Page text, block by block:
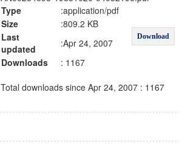
Type
:application/pdf
Download
Size
:809.2 KB
Last
updated
:Apr 24, 2007
Downloads
: 1167
Total downloads since Apr 24, 2007 : 1167